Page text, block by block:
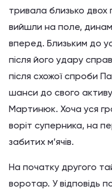
тривала близько двох
вийшли на поле,
вперед. Близьким до
після його удару
після схожої спроби
шанси до свого
Мартинюк. Хоча уся
воріт суперника, на
забитих м’ячів.
На початку другого
воротар. У відповідь